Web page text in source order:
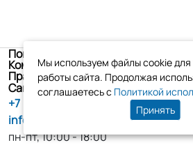
Покупателям
Компания
Правовая информация
Санкт-Петербург, ул. Новоселов д.
+7 (800) 555-86-90
info@tk-elko.ru
пн-пт, 10:00 - 18:00
Мы используем файлы cookie
работы сайта. Продолжая
соглашаетесь с Политикой
Принять